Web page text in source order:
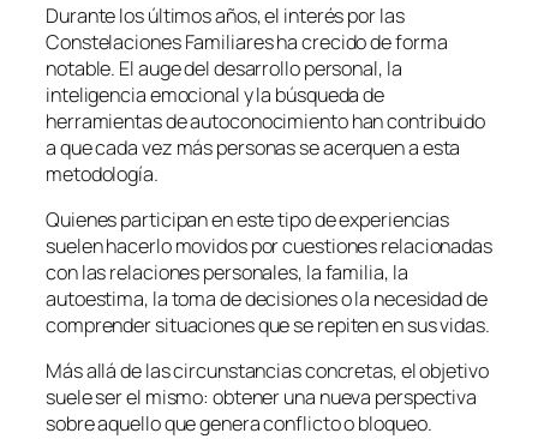
Durante los últimos años, el interés por las
Constelaciones Familiares ha crecido de forma
notable. El auge del desarrollo personal, la
inteligencia emocional y la búsqueda de
herramientas de autoconocimiento han contribuido
a que cada vez más personas se acerquen a esta
metodología.
Quienes participan en este tipo de experiencias
suelen hacerlo movidos por cuestiones relacionadas
con las relaciones personales, la familia, la
autoestima, la toma de decisiones o la necesidad de
comprender situaciones que se repiten en sus vidas.
Más allá de las circunstancias concretas, el objetivo
suele ser el mismo: obtener una nueva perspectiva
sobre aquello que genera conflicto o bloqueo.